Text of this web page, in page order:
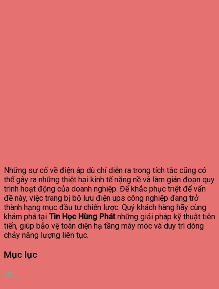
Những sự cố về điện áp dù chỉ diễn ra trong tích tắc cũng có
thể gây ra những thiệt hại kinh tế nặng nề và làm gián đoạn quy
trình hoạt động của doanh nghiệp. Để khắc phục triệt để vấn
đề này, việc trang bị bộ lưu điện ups công nghiệp đang trở
thành hạng mục đầu tư chiến lược. Quý khách hàng hãy cùng
khám phá tại Tin Học Hùng Phátnhững giải pháp kỹ thuật tiên
tiến, giúp bảo vệ toàn diện hạ tầng máy móc và duy trì dòng
chảy năng lượng liên tục.
Mục lục